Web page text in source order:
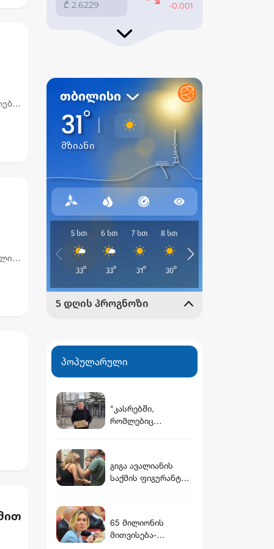
პოპულარული
"კასრებში,
რომლებიც
მუხროვანის ბაზაზე
მომხდარი
რომელიც
ყველაფერს ფარდას
გიგა ავალიანის
საქმის ფიგურანტი
65 მილიონის
მითვისება-